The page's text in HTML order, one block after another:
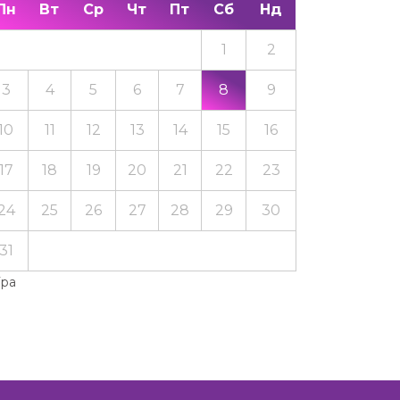
Вт Ср Чт Пт Сб Нд
1 2
3 4 5 6 7 8 9
11 12 13 14 15 16
18 19 20 21 22 23
25 26 27 28 29 30